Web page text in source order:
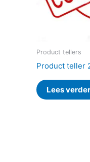
Product tellers
Product teller
Lees verder